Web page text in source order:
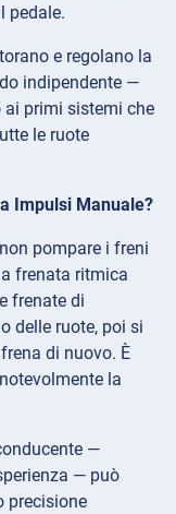
pedale.
e regolano la
indipendente —
primi sistemi che
le ruote
Impulsi Manuale?
pompare i freni
frenata ritmica
frenate di
delle ruote, poi si
di nuovo. È
la
—
— può
precisione